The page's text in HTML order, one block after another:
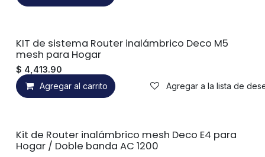
KIT de sistema Router inalámbrico Deco M5
mesh para Hogar
$ 4,413.90
Agregar al carrito
Agregar a la lista de
Kit de Router inalámbrico mesh Deco E4 para
Hogar / Doble banda AC 1200